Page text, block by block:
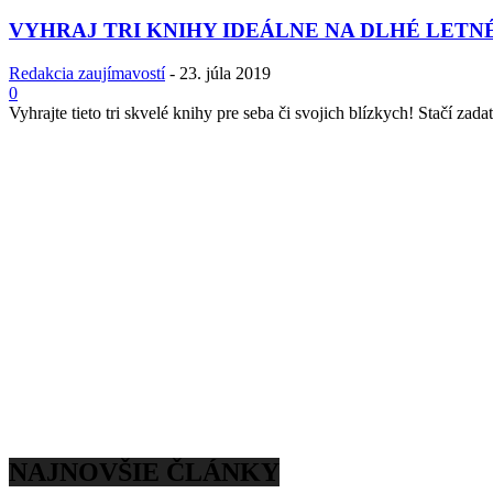
VYHRAJ TRI KNIHY IDEÁLNE NA DLHÉ
Redakcia zaujímavostí - 23. júla 2019
0
Vyhrajte tieto tri skvelé knihy pre seba či svojich blízkych! Stačí
NAJNOVŠIE ČLÁNKY